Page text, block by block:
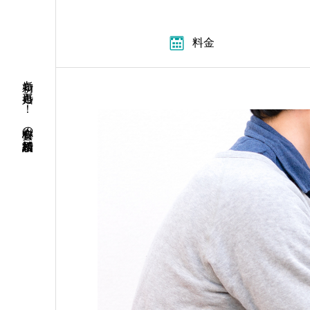
初婚も再婚も！ 安心料金の結婚相談所
料金